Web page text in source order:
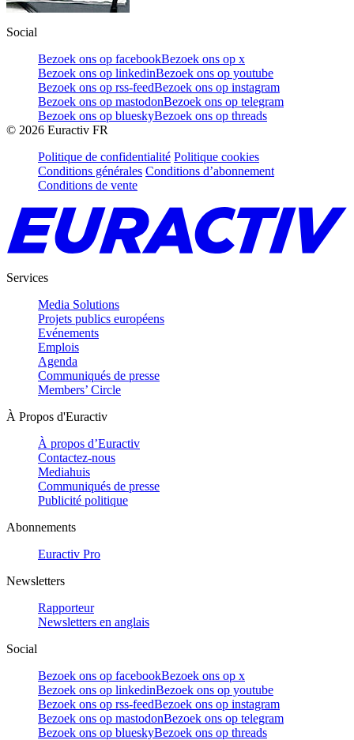
Social
Bezoek ons op facebookBezoek ons op x
Bezoek ons op linkedinBezoek ons op youtube
Bezoek ons op rss-feedBezoek ons op instagram
Bezoek ons op mastodonBezoek ons op telegram
Bezoek ons op blueskyBezoek ons op threads
© 2026 Euractiv FR
Politique de confidentialité Politique cookies
Conditions générales Conditions d’abonnement
Conditions de vente
Services
Media Solutions
Projets publics européens
Evénements
Emplois
Agenda
Communiqués de presse
Members’ Circle
À Propos d'Euractiv
À propos d’Euractiv
Contactez-nous
Mediahuis
Communiqués de presse
Publicité politique
Abonnements
Euractiv Pro
Newsletters
Rapporteur
Newsletters en anglais
Social
Bezoek ons op facebookBezoek ons op x
Bezoek ons op linkedinBezoek ons op youtube
Bezoek ons op rss-feedBezoek ons op instagram
Bezoek ons op mastodonBezoek ons op telegram
Bezoek ons op blueskyBezoek ons op threads